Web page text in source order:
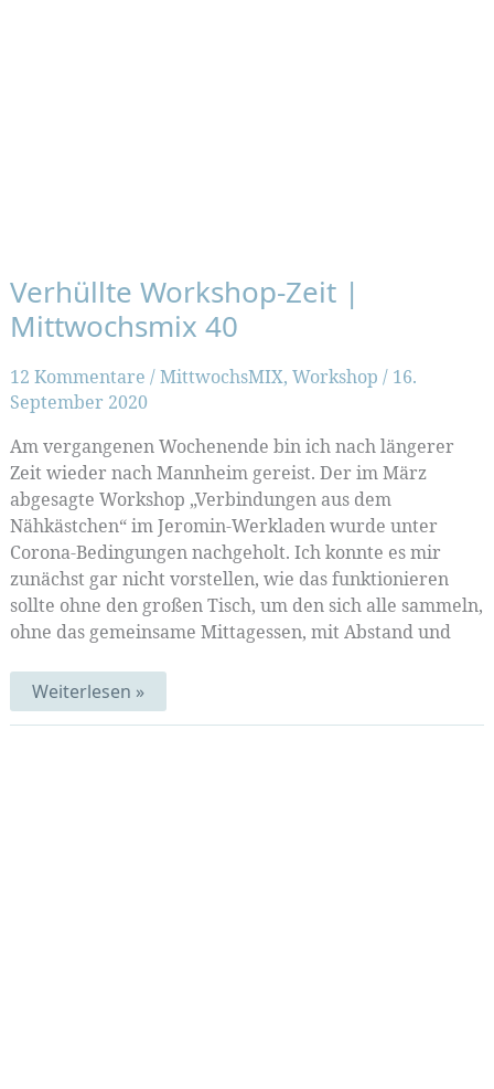
Verhüllte Workshop-Zeit |
Mittwochsmix 40
12 Kommentare /MittwochsMIX, Workshop / 16.
September 2020
Am vergangenen Wochenende bin ich nach längerer
Zeit wieder nach Mannheim gereist. Der im März
abgesagte Workshop „Verbindungen aus dem
Nähkästchen“ im Jeromin-Werkladen wurde unter
Corona-Bedingungen nachgeholt. Ich konnte es mir
zunächst gar nicht vorstellen, wie das funktionieren
sollte ohne den großen Tisch, um den sich alle sammeln,
ohne das gemeinsame Mittagessen, mit Abstand und
Verhüllte
Workshop-
Zeit
Weiterlesen »